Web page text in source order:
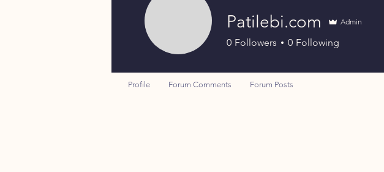
Patilebi.com Admin
0 Followers 0 Following
Profile Forum Comments Forum Posts